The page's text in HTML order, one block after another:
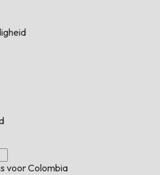
voor Colombia